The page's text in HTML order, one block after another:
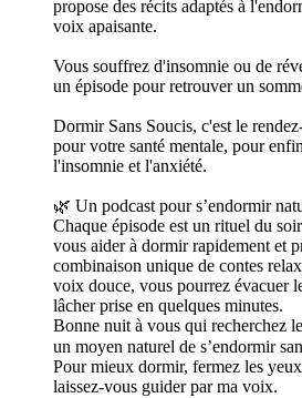
propose des récits adaptés à
voix apaisante.
Vous souffrez d'insomnie ou de
un épisode pour retrouver un
Dormir Sans Soucis, c'est le
pour votre santé mentale, pour
l'insomnie et l'anxiété.
🌿 Un podcast pour s’endormir
Chaque épisode est un rituel du
vous aider à dormir rapidement et
combinaison unique de contes
voix douce, vous pourrez évacuer
lâcher prise en quelques minutes.
Bonne nuit à vous qui recherchez
un moyen naturel de s’endormir
Pour mieux dormir, fermez les
laissez-vous guider par ma voix.